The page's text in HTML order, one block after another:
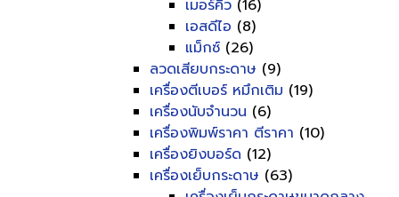
เมอร์คิว (16)
เอสดีไอ (8)
แม็กซ์ (26)
ลวดเสียบกระดาษ (9)
เครื่องตีเบอร์ หมึกเติม (19)
เครื่องนับจำนวน (6)
เครื่องพิมพ์ราคา ตีราคา (10)
เครื่องยิงบอร์ด (12)
เครื่องเย็บกระดาษ (63)